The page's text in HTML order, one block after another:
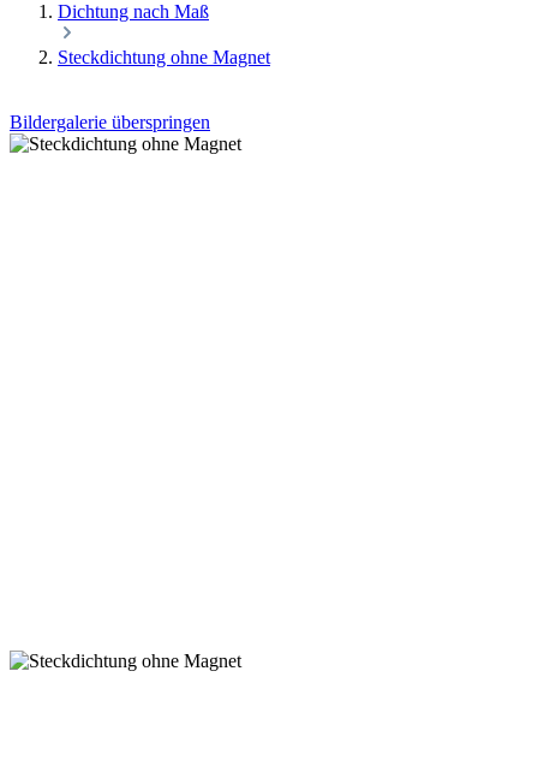
Dichtung nach Maß
Steckdichtung ohne Magnet
Bildergalerie überspringen